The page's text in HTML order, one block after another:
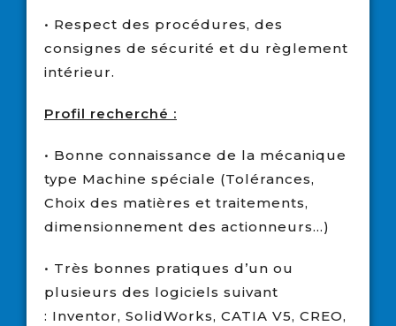
• Respect des procédures, des
consignes de sécurité et du règlement
intérieur.
Profil recherché :
• Bonne connaissance de la mécanique
type Machine spéciale (Tolérances,
Choix des matières et traitements,
dimensionnement des actionneurs…)
• Très bonnes pratiques d’un ou
plusieurs des logiciels suivant
: Inventor, SolidWorks, CATIA V5, CREO,